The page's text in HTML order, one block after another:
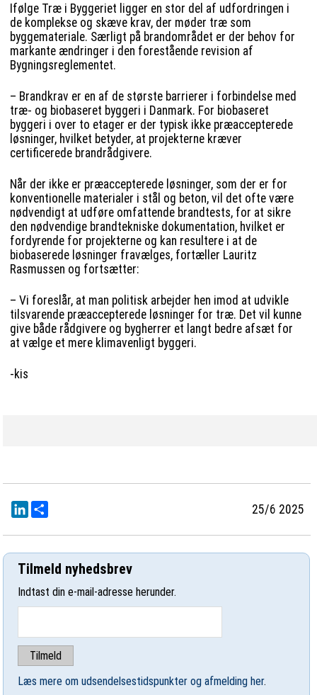
Ifølge Træ i Byggeriet ligger en stor del af udfordringen i
de komplekse og skæve krav, der møder træ som
byggemateriale. Særligt på brandområdet er der behov for
markante ændringer i den forestående revision af
Bygningsreglementet.
– Brandkrav er en af de største barrierer i forbindelse med
træ- og biobaseret byggeri i Danmark. For biobaseret
byggeri i over to etager er der typisk ikke præaccepterede
løsninger, hvilket betyder, at projekterne kræver
certificerede brandrådgivere.
Når der ikke er præaccepterede løsninger, som der er for
konventionelle materialer i stål og beton, vil det ofte være
nødvendigt at udføre omfattende brandtests, for at sikre
den nødvendige brandtekniske dokumentation, hvilket er
fordyrende for projekterne og kan resultere i at de
biobaserede løsninger fravælges, fortæller Lauritz
Rasmussen og fortsætter:
– Vi foreslår, at man politisk arbejder hen imod at udvikle
tilsvarende præaccepterede løsninger for træ. Det vil kunne
give både rådgivere og bygherrer et langt bedre afsæt for
at vælge et mere klimavenligt byggeri.
-kis
LinkedIn 25/6 2025
Tilmeld nyhedsbrev
Indtast din e-mail-adresse herunder.
Læs mere om udsendelsestidspunkter og afmelding her.